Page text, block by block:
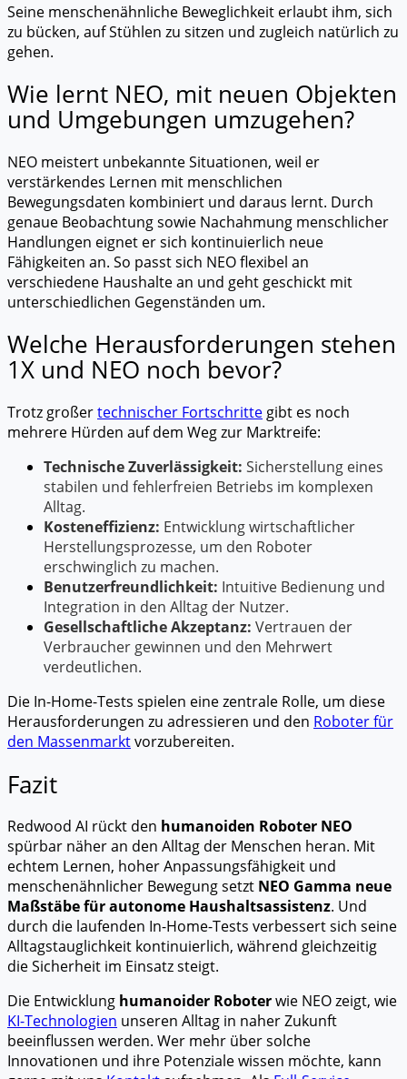
Seine menschenähnliche Beweglichkeit erlaubt ihm, sich
zu bücken, auf Stühlen zu sitzen und zugleich natürlich zu
gehen.
Wie lernt NEO, mit neuen Objekten
und Umgebungen umzugehen?
NEO meistert unbekannte Situationen, weil er
verstärkendes Lernen mit menschlichen
Bewegungsdaten kombiniert und daraus lernt. Durch
genaue Beobachtung sowie Nachahmung menschlicher
Handlungen eignet er sich kontinuierlich neue
Fähigkeiten an. So passt sich NEO flexibel an
verschiedene Haushalte an und geht geschickt mit
unterschiedlichen Gegenständen um.
Welche Herausforderungen stehen
1X und NEO noch bevor?
Trotz großertechnischer Fortschritte gibt es noch
mehrere Hürden auf dem Weg zur Marktreife:
Technische Zuverlässigkeit: Sicherstellung eines
stabilen und fehlerfreien Betriebs im komplexen
Alltag.
Kosteneffizienz: Entwicklung wirtschaftlicher
Herstellungsprozesse, um den Roboter
erschwinglich zu machen.
Benutzerfreundlichkeit: Intuitive Bedienung und
Integration in den Alltag der Nutzer.
Gesellschaftliche Akzeptanz: Vertrauen der
Verbraucher gewinnen und den Mehrwert
verdeutlichen.
Die In-Home-Tests spielen eine zentrale Rolle, um diese
Herausforderungen zu adressieren und den Roboter für
den Massenmarktvorzubereiten.
Fazit
Redwood AI rückt den humanoiden Roboter NEO
spürbar näher an den Alltag der Menschen heran. Mit
echtem Lernen, hoher Anpassungsfähigkeit und
menschenähnlicher Bewegung setzt NEO Gamma neue
Maßstäbe für autonome Haushaltsassistenz. Und
durch die laufenden In-Home-Tests verbessert sich seine
Alltagstauglichkeit kontinuierlich, während gleichzeitig
die Sicherheit im Einsatz steigt.
Die Entwicklung humanoider Roboterwie NEO zeigt, wie
KI-Technologien unseren Alltag in naher Zukunft
beeinflussen werden. Wer mehr über solche
Innovationen und ihre Potenziale wissen möchte, kann